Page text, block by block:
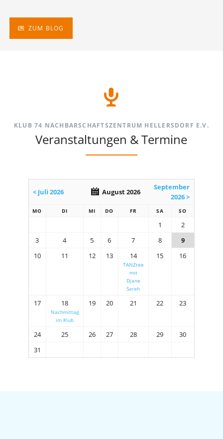
ZUM BLOG
KLUB 74 NACHBARSCHAFTSZENTRUM HELLERSDORF E.V.
Veranstaltungen & Termine
< Juli 2026 August 2026
September
2026 >
MO DI MI DO FR SA SO
1
2
3
4 5 6 7 8
9
10
11 12 13 14
TANZtee
mit
Djane
Sarah
15 16
17 18
Nachmittag
im Klub
19 20 21 22 23
24 25 26 27 28 29
30
31